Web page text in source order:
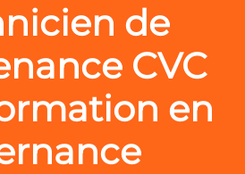
de
CVC
en